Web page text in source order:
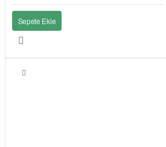
Sepete Ekle